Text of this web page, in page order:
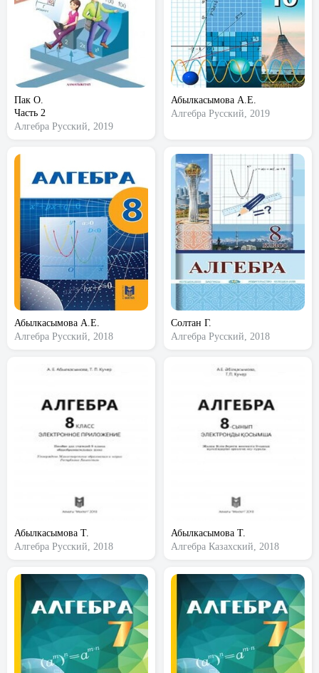
Пак О.
Часть 2
Алгебра Русский, 2019
Абылкасымова А.Е.
Алгебра Русский, 2019
Абылкасымова А.Е.
Алгебра Русский, 2018
Солтан Г.
Алгебра Русский, 2018
Абылкасымова Т.
Алгебра Русский, 2018
Абылкасымова Т.
Алгебра Казахский, 2018